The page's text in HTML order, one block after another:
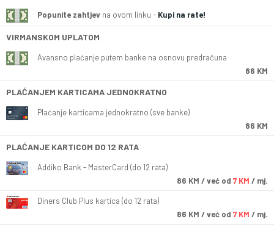
Popunite zahtjev na ovom linku - Kupi na rate!
VIRMANSKOM UPLATOM
Avansno plaćanje putem banke na osnovu predračuna
86 KM
PLAĆANJEM KARTICAMA JEDNOKRATNO
Plaćanje karticama jednokratno (sve banke)
86 KM
PLAĆANJE KARTICOM DO 12 RATA
Addiko Bank - MasterCard (do 12 rata)
86 KM / već od 7 KM / mj.
Diners Club Plus kartica (do 12 rata)
86 KM / već od 7 KM / mj.